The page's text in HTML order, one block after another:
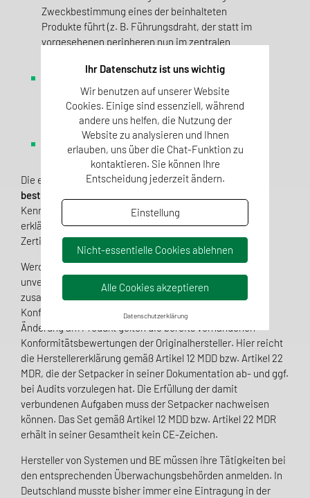
Zweckbestimmung eines der beinhalteten
Produkte führt (z. B. Führungsdraht, der statt im
vorgesehenen peripheren nun im zentralen
ein Produkt anders prozessiert wird als dessen
Hersteller oder Konformitätserklärung es vorsieht
(z. B. Auspacken, Sterilisation,
Lagerungsbedingungen)
ein Bestandteil kein CE trägt.
Die erwartbar
höchste Risikoklasse eines Bestandteils
bestimmt die Set-Klasse
Kennzeichnung. Für das Setpacking mit Konformitäts­
erklärung, also Sets höher als Klasse I, bedarf es der
Zertifizierung durch eine benannte Stelle.
Werden bereits konformitätsbewertete Medizinprodukte
unverändert ohne Änderung ihrer Zweck­bestimmung
zusammen verpackt, braucht dafür keine erneute
Konformitätserklärung abgegeben zu werden. Ohne jede
Änderung am Produkt gelten die bereits vorhandenen
Konformitätsbe­wer­tungen der Originalhersteller. Hier reicht
die Herstellererklärung gemäß Artikel 12 MDD bzw. Artikel 22
MDR, die der Setpacker in seiner Dokumentation ab- und ggf.
bei Audits vorzulegen hat. Die Erfüllung der damit
verbundenen Aufgaben muss der Setpacker nachweisen
können. Das Set gemäß Artikel 12 MDD bzw. Artikel 22 MDR
erhält in seiner Gesamtheit kein CE-Zeichen.
Hersteller von Systemen und BE müssen ihre Tätigkeiten bei
den entsprech­enden Überwachungs­behörden anmelden. In
Deutschland musste bisher immer eine Eintragung in der
Ihr Datenschutz ist uns wichtig
Wir benutzen auf unserer Website
Cookies. Einige sind essenziell, während
andere uns helfen, die Nutzung der
Website zu analysieren und Ihnen
erlauben, uns über die Chat-Funktion zu
kontaktieren. Sie können Ihre
Entscheidung jederzeit ändern.
Einstellung
Nicht-essentielle Cookies ablehnen
Alle Cookies akzeptieren
Datenschutzerklärung